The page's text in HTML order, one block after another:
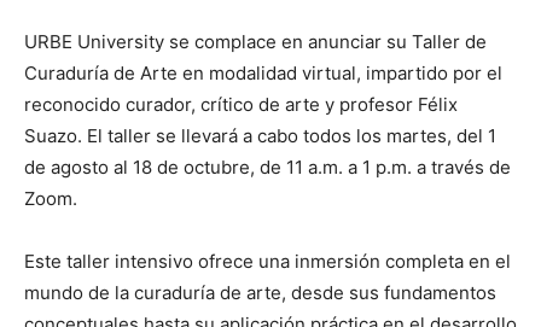
URBE University se complace en anunciar su Taller de
Curaduría de Arte en modalidad virtual, impartido por el
reconocido curador, crítico de arte y profesor Félix
Suazo. El taller se llevará a cabo todos los martes, del 1
de agosto al 18 de octubre, de 11 a.m. a 1 p.m. a través de
Zoom.
Este taller intensivo ofrece una inmersión completa en el
mundo de la curaduría de arte, desde sus fundamentos